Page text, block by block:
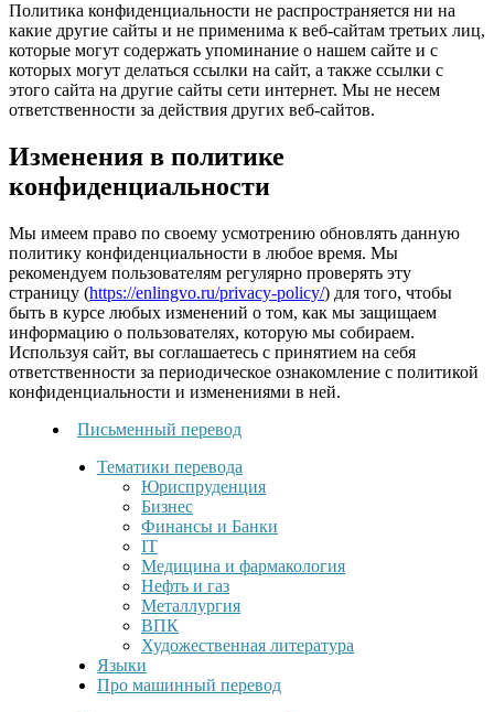
Политика конфиденциальности не распространяется ни на
какие другие сайты и не применима к веб-сайтам третьих лиц,
которые могут содержать упоминание о нашем сайте и с
которых могут делаться ссылки на сайт, а также ссылки с
этого сайта на другие сайты сети интернет. Мы не несем
ответственности за действия других веб-сайтов.
Изменения в политике
конфиденциальности
Мы имеем право по своему усмотрению обновлять данную
политику конфиденциальности в любое время. Мы
рекомендуем пользователям регулярно проверять эту
страницу (https://enlingvo.ru/privacy-policy/) для того, чтобы
быть в курсе любых изменений о том, как мы защищаем
информацию о пользователях, которую мы собираем.
Используя сайт, вы соглашаетесь с принятием на себя
ответственности за периодическое ознакомление с политикой
конфиденциальности и изменениями в ней.
Письменный перевод
Тематики перевода
Юриспруденция
Бизнес
Финансы и Банки
IT
Медицина и фармакология
Нефть и газ
Металлургия
ВПК
Художественная литература
Языки
Про машинный перевод